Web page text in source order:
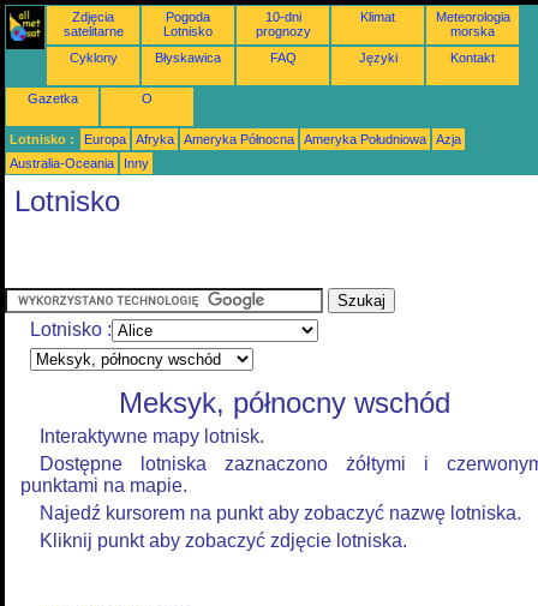
Zdjęcia
satelitarne
Pogoda
Lotnisko
10-dni
prognozy
Klimat
Meteorologia
morska
Cyklony
Błyskawica FAQ Języki Kontakt
Gazetka O
Lotnisko : Europa Afryka Ameryka Północna Ameryka Południowa
Azja
Australia-Oceania
Inny
Lotnisko
Lotnisko :
Meksyk, północny wschód
Interaktywne mapy lotnisk.
Dostępne lotniska zaznaczono żółtymi i
punktami na mapie.
Najedź kursorem na punkt aby zobaczyć nazwę lotniska.
Kliknij punkt aby zobaczyć zdjęcie lotniska.